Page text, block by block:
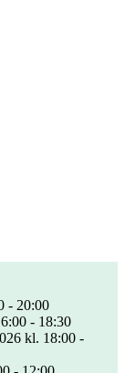
- 20:00
- 18:30
kl. 18:00 -